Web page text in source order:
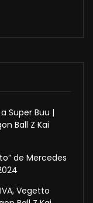
Super Buu |
Ball Z Kai
de Mercedes
Vegetto